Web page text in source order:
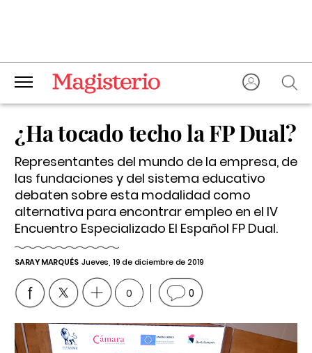
¿Ha tocado techo la FP Dual?
Representantes del mundo de la empresa, de
las fundaciones y del sistema educativo
debaten sobre esta modalidad como
alternativa para encontrar empleo en el IV
Encuentro Especializado El Español FP Dual.
SARAY MARQUÉS Jueves, 19 de diciembre de 2019
0 0